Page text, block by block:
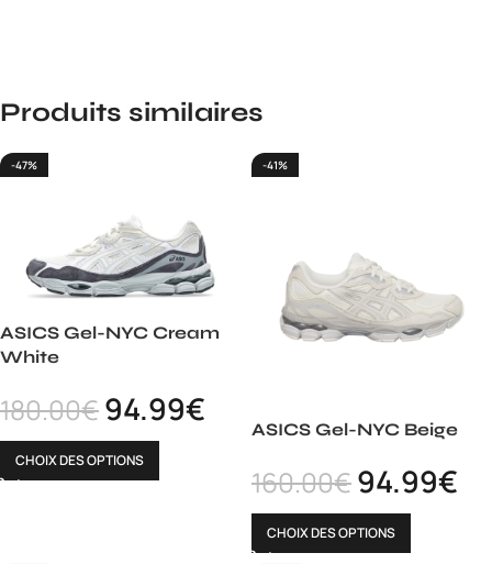
Produits similaires
-47%
ASICS Gel-NYC Cream
White
180.00€94.99€
CHOIX DES OPTIONS
-41%
ASICS Gel-NYC Beige
160.00€94.99€
CHOIX DES OPTIONS